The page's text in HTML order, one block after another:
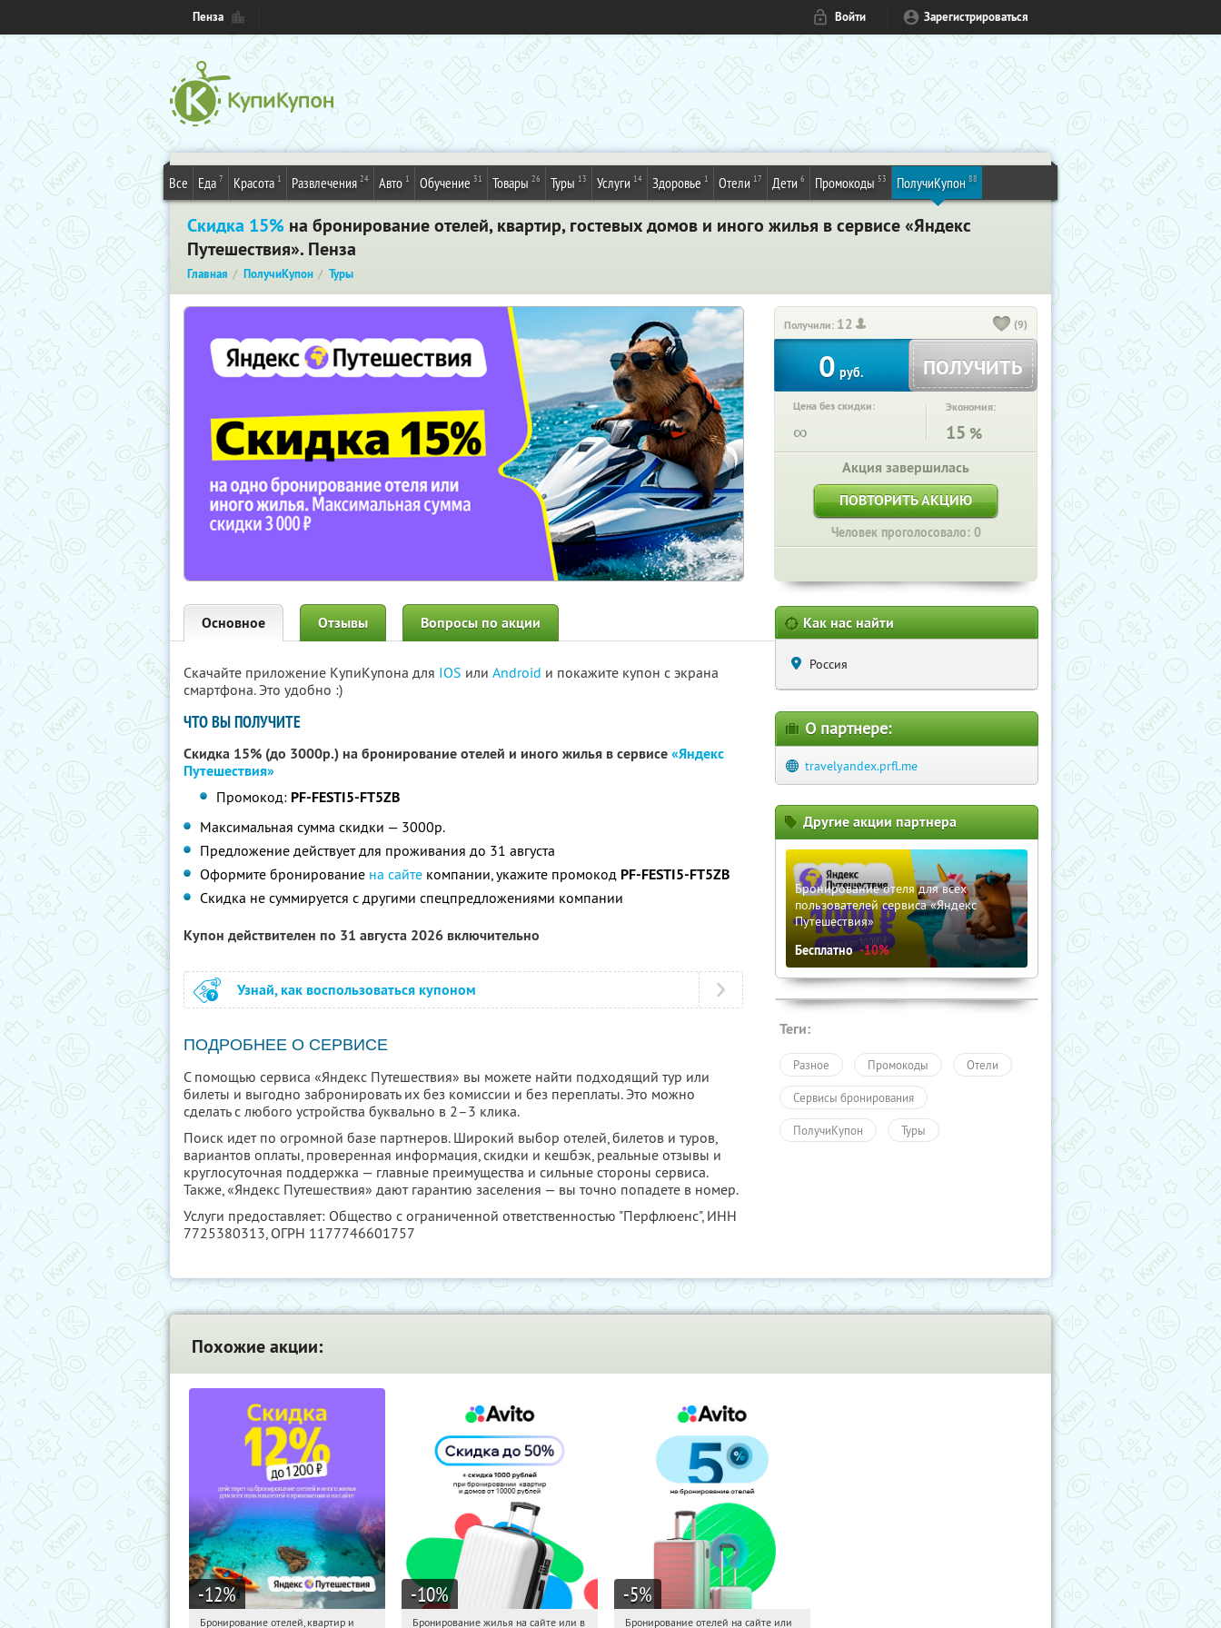
Пенза Войти Зарегистрироваться
Все Еда 7 Красота 1 Развлечения 24 Авто 1 Обучение 31 Товары 26 Туры 13 Услуги 14 Здоровье 1 Отели 17 Дети 6 Промокоды 53 ПолучиКупон 88
Скидка 15% на бронирование отелей, квартир, гостевых домов и иного жилья в сервисе «Яндекс
Путешествия». Пенза
Главная ПолучиКупон Туры
Получили: 12 (9)
0 руб. ПОЛУЧИТЬ
Цена без скидки:
∞
Экономия:
15 %
Акция завершилась
ПОВТОРИТЬ АКЦИЮ
Человек проголосовало: 0
Основное Отзывы Вопросы по акции
Скачайте приложение КупиКупона для IOS или Android и покажите купон с экрана
смартфона. Это удобно :)
ЧТО ВЫ ПОЛУЧИТЕ
Скидка 15% (до 3000р.) на бронирование отелей и иного жилья в сервисе«Яндекс
Путешествия»
Промокод: PF-FESTI5-FT5ZB
Максимальная сумма скидки — 3000р.
Предложение действует для проживания до 31 августа
Оформите бронирование на сайте компании, укажите промокод PF-FESTI5-FT5ZB
Скидка не суммируется с другими спецпредложениями компании
Купон действителен по 31 августа 2026 включительно
Узнай, как воспользоваться купоном
ПОДРОБНЕЕ О СЕРВИСЕ
С помощью сервиса «Яндекс Путешествия» вы можете найти подходящий тур или
билеты и выгодно забронировать их без комиссии и без переплаты. Это можно
сделать с любого устройства буквально в 2–3 клика.
Поиск идет по огромной базе партнеров. Широкий выбор отелей, билетов и туров,
вариантов оплаты, проверенная информация, скидки и кешбэк, реальные отзывы и
круглосуточная поддержка — главные преимущества и сильные стороны сервиса.
Также, «Яндекс Путешествия» дают гарантию заселения — вы точно попадете в номер.
Услуги предоставляет: Общество с ограниченной ответственностью "Перфлюенс", ИНН
7725380313, ОГРН 1177746601757
Как нас найти
Россия
О партнере:
travelyandex.prfl.me
Другие акции партнера
Бронирование отеля для всех
пользователей сервиса «Яндекс
Путешествия»
Бесплатно -10%
Теги:
Разное Промокоды Отели
Сервисы бронирования
ПолучиКупон Туры
Похожие акции:
-12%
Бронирование отелей, квартир и
-10%
Бронирование жилья на сайте или в
-5%
Бронирование отелей на сайте или